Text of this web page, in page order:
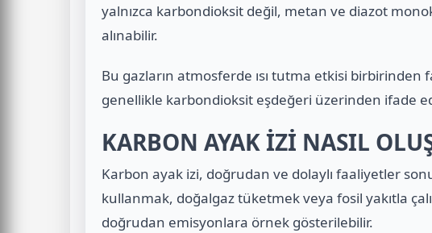
yalnızca karbondioksit değil, metan ve diazot
alınabilir.
Bu gazların atmosferde ısı tutma etkisi birbirinden
genellikle karbondioksit eşdeğeri üzerinden ifade
KARBON AYAK İZİ NASIL
Karbon ayak izi, doğrudan ve dolaylı faaliyetler
kullanmak, doğalgaz tüketmek veya fosil yakıtla
doğrudan emisyonlara örnek gösterilebilir.